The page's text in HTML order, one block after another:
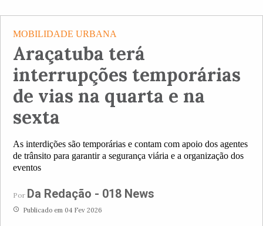
MOBILIDADE URBANA
Araçatuba terá
interrupções temporárias
de vias na quarta e na
sexta
As interdições são temporárias e contam com apoio dos agentes
de trânsito para garantir a segurança viária e a organização dos
eventos
Por Da Redação - 018 News
access_time Publicado em 04 Fev 2026